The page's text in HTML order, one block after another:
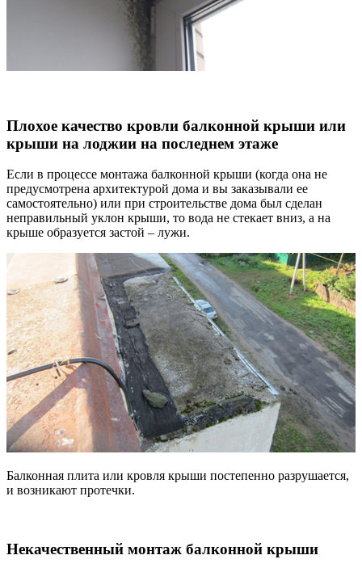
Плохое качество кровли балконной крыши или
крыши на лоджии на последнем этаже
Если в процессе монтажа балконной крыши (когда она не
предусмотрена архитектурой дома и вы заказывали ее
самостоятельно) или при строительстве дома был сделан
неправильный уклон крыши, то вода не стекает вниз, а на
крыше образуется застой – лужи.
Балконная плита или кровля крыши постепенно разрушается,
и возникают протечки.
Некачественный монтаж балконной крыши